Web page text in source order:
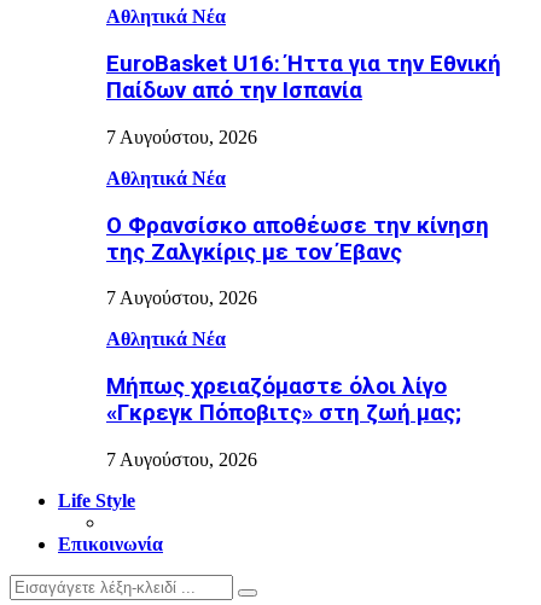
Αθλητικά Νέα
EuroBasket U16: Ήττα για την Εθνική
Παίδων από την Ισπανία
7 Αυγούστου, 2026
Αθλητικά Νέα
Ο Φρανσίσκο αποθέωσε την κίνηση
της Ζαλγκίρις με τον Έβανς
7 Αυγούστου, 2026
Αθλητικά Νέα
Μήπως χρειαζόμαστε όλοι λίγο
«Γκρεγκ Πόποβιτς» στη ζωή μας;
7 Αυγούστου, 2026
Life Style
Επικοινωνία
Search
Search